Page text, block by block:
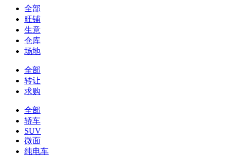
全部
旺铺
生意
仓库
场地
全部
转让
求购
全部
轿车
SUV
微面
纯电车